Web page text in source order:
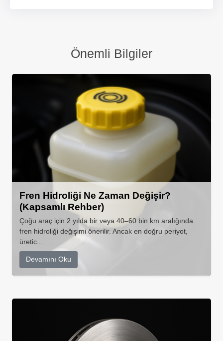
Önemli Bilgiler
Fren Hidroliği Ne Zaman Değişir?
(Kapsamlı Rehber)
Çoğu araç için 2 yılda bir veya 40–60 bin km aralığında
fren hidroliği değişimi önerilir. Ancak en doğru periyot,
üretic...
Devamını Oku